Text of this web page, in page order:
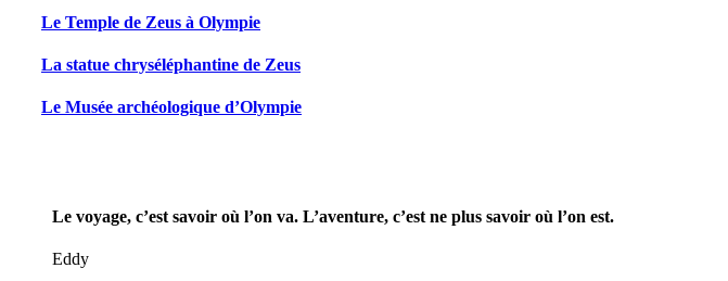
Le Temple de Zeus à Olympie
La statue chryséléphantine de Zeus
Le Musée archéologique d’Olympie
Le voyage, c’est savoir où l’on va. L’aventure, c’est ne plus savoir où l’on est.
Eddy